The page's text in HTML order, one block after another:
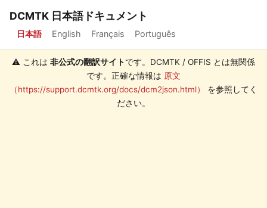
DCMTK 日本語ドキュメント
日本語 English Français Português
⚠️ これは 非公式の翻訳サイトです。DCMTK / OFFIS とは無関係
です。正確な情報は 原文
（https://support.dcmtk.org/docs/dcm2json.html）
を参照してく
ださい。